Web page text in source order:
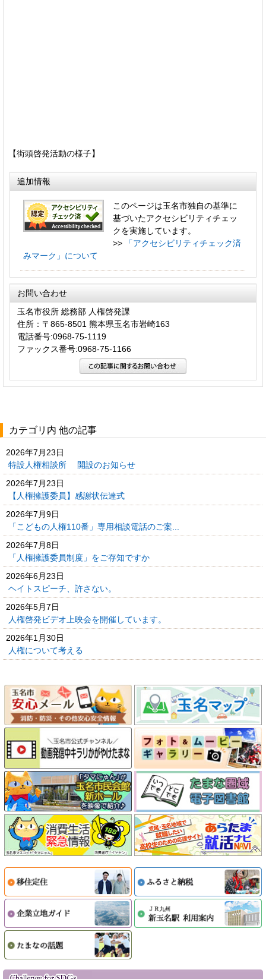
【街頭啓発活動の様子】
追加情報
このページは玉名市独自の基準に
基づいたアクセシビリティチェッ
クを実施しています。
>>
「アクセシビリティチェック済
みマーク」について
お問い合わせ
玉名市役所 総務部 人権啓発課
住所：〒865-8501 熊本県玉名市岩崎163
電話番号:0968-75-1119
ファックス番号:0968-75-1166
カテゴリ内 他の記事
2026年7月23日
特設人権相談所 開設のお知らせ
2026年7月23日
【人権擁護委員】感謝状伝達式
2026年7月9日
「こどもの人権110番」専用相談電話のご案...
2026年7月8日
「人権擁護委員制度」をご存知ですか
2026年6月23日
ヘイトスピーチ、許さない。
2026年5月7日
人権啓発ビデオ上映会を開催しています。
2026年1月30日
人権について考える